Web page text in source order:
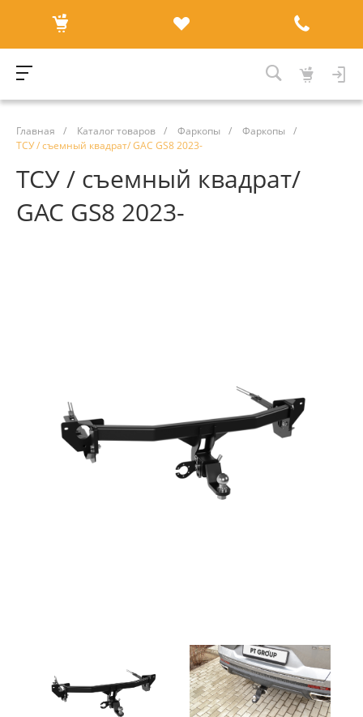
Главная / Каталог товаров / Фаркопы / Фаркопы
/
ТСУ / съемный квадрат/ GAC GS8 2023-
ТСУ / съемный квадрат/
GAC GS8 2023-